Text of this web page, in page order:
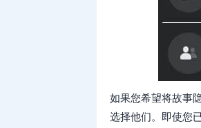
如果您希望将故事
选择他们。即使您